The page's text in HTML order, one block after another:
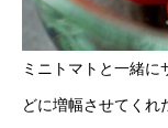
ミニトマトと一緒
どに増幅させてくれ